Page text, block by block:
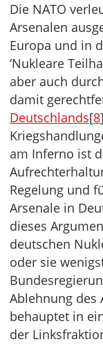
Die NATO
Arsenalen
Europa und in
‘Nukleare
aber auch
damit
Deutschlands[8
am Inferno ist
Regelung und
Arsenale in
dieses
deutschen
oder sie
Ablehnung des
behauptet in
der